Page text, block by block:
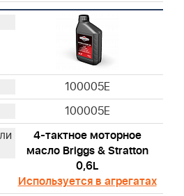
100005E
100005E
4-тактное моторное
масло Briggs & Stratton
0,6L
Используется в агрегатах